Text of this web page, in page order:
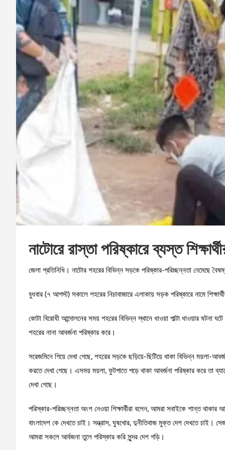
নাটোরে রাস্তা পরিষ্কারে ব্যস্ত
জেলা প্রতিনিধি। নাটোর শহরের বিভিন্ন সড়কে পরিষ্কার-পরিচ্ছন্নতা নেমেছে
বুধবার (৭ আগস্ট) সকালে শহরের নিচাবাজারে এলাকায় সড়ক পরিষ্কারে নামে
কোটা বিরোধী আন্দোলনের সময় শহরের বিভিন্ন স্থানে ধাওয়া পাল্টা ধাওয়ার ঘটনা
শহরের নানা আবর্জনা পরিষ্কার করে।
সরেজমিনে গিয়ে দেখা গেছে, শহরের সড়কে ছড়িয়ে-ছিটিয়ে থাকা বিভিন্ন ময়লা-
করতে দেখা গেছে। এসময় ময়লা, ফুটপাতে পড়ে থাকা আবর্জনা পরিষ্কার করে তা
দেখা গেছে।
পরিস্কার-পরিচ্ছন্নতা অংশ নেওয়া শিক্ষার্থীরা বলেন, আমরা সবাইকে শান্ত
বাংলাদেশ কে দেখতে চাই। সন্ত্রাস, ঘুষখোর, দুনীতিবাজ মুক্ত দেশ দেখতে চাই।
আমরা সকলে আর্বজনা তুলে পরিস্কার করি সুন্দর দেশ গড়ি।